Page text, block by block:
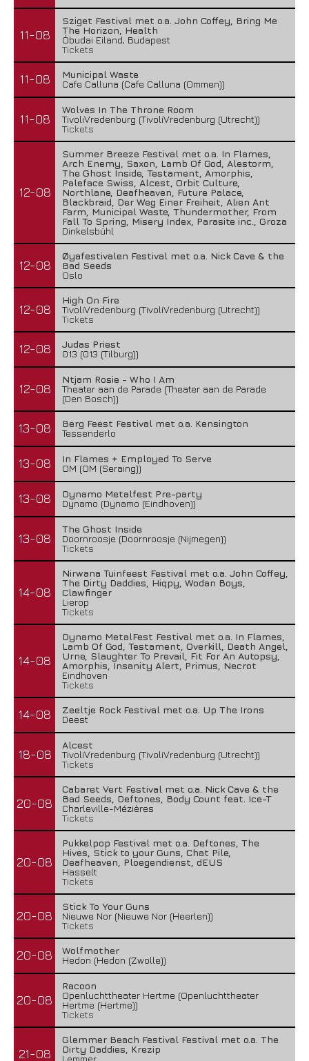
11-08
Sziget Festival met o.a. John Coffey, Bring Me
The Horizon, Health
Óbudai Eiland, Budapest
Tickets
11-08
Municipal Waste
Cafe Calluna (Cafe Calluna (Ommen))
11-08
Wolves In The Throne Room
TivoliVredenburg (TivoliVredenburg (Utrecht))
Tickets
12-08
Summer Breeze Festival met o.a. In Flames,
Arch Enemy, Saxon, Lamb Of God, Alestorm,
The Ghost Inside, Testament, Amorphis,
Paleface Swiss, Alcest, Orbit Culture,
Northlane, Deafheaven, Future Palace,
Blackbraid, Der Weg Einer Freiheit, Alien Ant
Farm, Municipal Waste, Thundermother, From
Fall To Spring, Misery Index, Parasite inc., Groza
Dinkelsbühl
12-08
Øyafestivalen Festival met o.a. Nick Cave & the
Bad Seeds
Oslo
12-08
High On Fire
TivoliVredenburg (TivoliVredenburg (Utrecht))
Tickets
12-08
Judas Priest
013 (013 (Tilburg))
12-08
Ntjam Rosie - Who I Am
Theater aan de Parade (Theater aan de Parade
(Den Bosch))
13-08
Berg Feest Festival met o.a. Kensington
Tessenderlo
13-08
In Flames + Employed To Serve
OM (OM (Seraing))
13-08
Dynamo Metalfest Pre-party
Dynamo (Dynamo (Eindhoven))
13-08
The Ghost Inside
Doornroosje (Doornroosje (Nijmegen))
Tickets
14-08
Nirwana Tuinfeest Festival met o.a. John Coffey,
The Dirty Daddies, Hiqpy, Wodan Boys,
Clawfinger
Lierop
Tickets
14-08
Dynamo MetalFest Festival met o.a. In Flames,
Lamb Of God, Testament, Overkill, Death Angel,
Urne, Slaughter To Prevail, Fit For An Autopsy,
Amorphis, Insanity Alert, Primus, Necrot
Eindhoven
Tickets
14-08
Zeeltje Rock Festival met o.a. Up The Irons
Deest
18-08
Alcest
TivoliVredenburg (TivoliVredenburg (Utrecht))
Tickets
20-08
Cabaret Vert Festival met o.a. Nick Cave & the
Bad Seeds, Deftones, Body Count feat. Ice-T
Charleville-Mézières
Tickets
20-08
Pukkelpop Festival met o.a. Deftones, The
Hives, Stick to your Guns, Chat Pile,
Deafheaven, Ploegendienst, dEUS
Hasselt
Tickets
20-08
Stick To Your Guns
Nieuwe Nor (Nieuwe Nor (Heerlen))
Tickets
20-08
Wolfmother
Hedon (Hedon (Zwolle))
20-08
Racoon
Openluchttheater Hertme (Openluchttheater
Hertme (Hertme))
Tickets
21-08
Glemmer Beach Festival Festival met o.a. The
Dirty Daddies, Krezip